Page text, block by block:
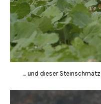
… und dieser